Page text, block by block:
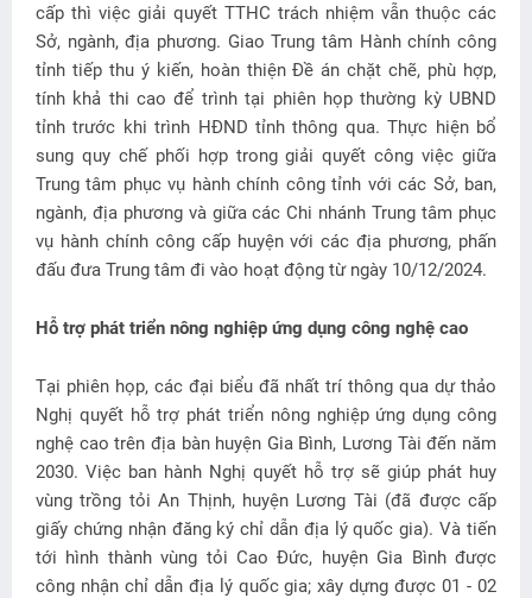
cấp thì việc giải quyết TTHC trách nhiệm vẫn thuộc các
Sở, ngành, địa phương. Giao Trung tâm Hành chính công
tỉnh tiếp thu ý kiến, hoàn thiện Đề án chặt chẽ, phù hợp,
tính khả thi cao để trình tại phiên họp thường kỳ UBND
tỉnh trước khi trình HĐND tỉnh thông qua. Thực hiện bổ
sung quy chế phối hợp trong giải quyết công việc giữa
Trung tâm phục vụ hành chính công tỉnh với các Sở, ban,
ngành, địa phương và giữa các Chi nhánh Trung tâm phục
vụ hành chính công cấp huyện với các địa phương, phấn
đấu đưa Trung tâm đi vào hoạt động từ ngày 10/12/2024.
Hỗ trợ phát triển nông nghiệp ứng dụng công nghệ cao
Tại phiên họp, các đại biểu đã nhất trí thông qua dự thảo
Nghị quyết hỗ trợ phát triển nông nghiệp ứng dụng công
nghệ cao trên địa bàn huyện Gia Bình, Lương Tài đến năm
2030. Việc ban hành Nghị quyết hỗ trợ sẽ giúp phát huy
vùng trồng tỏi An Thịnh, huyện Lương Tài (đã được cấp
giấy chứng nhận đăng ký chỉ dẫn địa lý quốc gia). Và tiến
tới hình thành vùng tỏi Cao Đức, huyện Gia Bình được
công nhận chỉ dẫn địa lý quốc gia; xây dựng được 01 - 02